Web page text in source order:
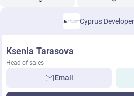
Cyprus
Ksenia Tarasova
Head of sales
Email